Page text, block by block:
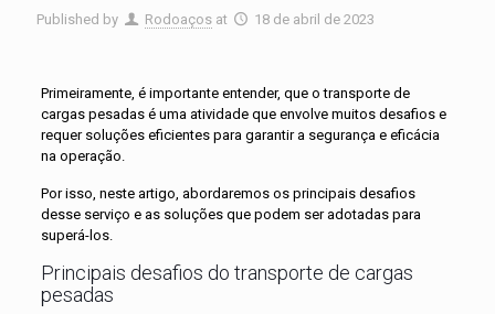
Published by Rodoaços at 18 de abril de 2023
Primeiramente, é importante entender, que o transporte de
cargas pesadas é uma atividade que envolve muitos desafios e
requer soluções eficientes para garantir a segurança e eficácia
na operação.
Por isso, neste artigo, abordaremos os principais desafios
desse serviço e as soluções que podem ser adotadas para
superá-los.
Principais desafios do transporte de cargas
pesadas